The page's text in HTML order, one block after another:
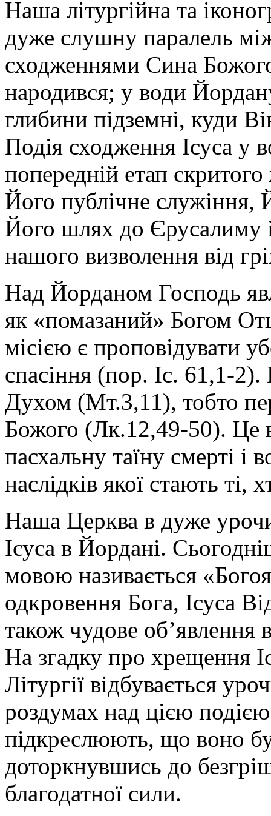
Наша літургійна та
дуже слушну паралель
сходженнями Сина
народився; у води
глибини підземні, куди
Подія сходження Ісуса у
попередній етап скритого
Його публічне служіння,
Його шлях до Єрусалиму
нашого визволення від
Над Йорданом Господь
як «помазаний» Богом
місією є проповідувати
спасіння (пор. Іс. 61,1-2).
Духом (Мт.3,11), тобто
Божого (Лк.12,49-50). Це
пасхальну таїну смерті і
наслідків якої стають
Наша Церква в дуже
Ісуса в Йордані.
мовою називається
одкровення Бога, Ісуса
також чудове об’явлення
На згадку про хрещення
Літургії відбувається
роздумах над цією
підкреслюють, що воно
доторкнувшись до
благодатної сили.